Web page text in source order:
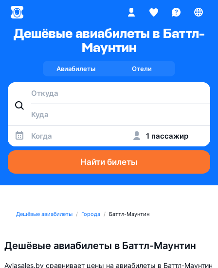
Дешёвые авиабилеты в Баттл-
Маунтин
Авиабилеты Отели
Когда 1 пассажир
Найти билеты
Дешёвые авиабилеты Города Баттл-Маунтин
Дешёвые авиабилеты в Баттл-Маунтин
Aviasales.by сравнивает цены на авиабилеты в Баттл-Маунтин